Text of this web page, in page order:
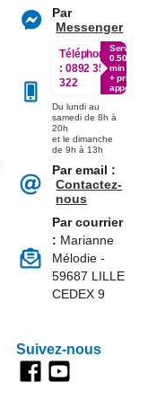
Par
Messenger
Téléphone
: 0892 350
322
Service
0.50€ /
min
+ prix
appel
Du lundi au
samedi de 8h à
20h
et le dimanche
de 9h à 13h
Par email :
Contactez-
nous
Par courrier
: Marianne
Mélodie -
59687 LILLE
CEDEX 9
Suivez-nous